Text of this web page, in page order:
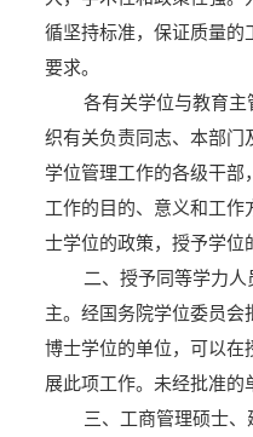
循坚持标准，保证质量的
要求。
各有关学位与教育主
织有关负责同志、本部门
学位管理工作的各级干部
工作的目的、意义和工作
士学位的政策，授予学位
二、授予同等学力
主。经国务院学位委员会
博士学位的单位，可以在
展此项工作。未经批准的
三、工商管理硕士